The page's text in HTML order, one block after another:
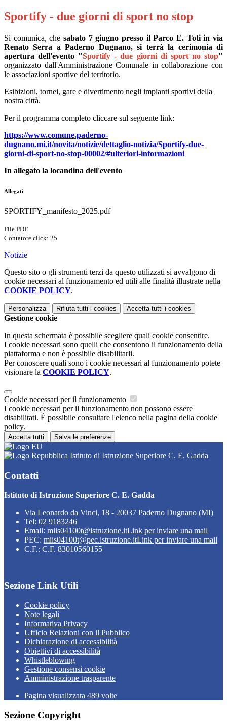
Sportify - due giorni di sport no stop
Si comunica, che sabato 7 giugno presso il Parco E. Toti in via
Renato Serra a Paderno Dugnano, si terrà la cerimonia di
apertura dell'evento "Sportify - due giorni di sport no stop"
organizzato dall'Amministrazione Comunale in collaborazione con
le associazioni sportive del territorio.
Esibizioni, tornei, gare e divertimento negli impianti sportivi della
nostra città.
Per il programma completo cliccare sul seguente link:
https://www.comune.paderno-
dugnano.mi.it/novita/notizie/dettaglio-notizia/Sportify-due-
giorni-di-sport-no-stop-00002/#ulteriori-informazioni
In allegato la locandina dell'evento
Allegati
SPORTIFY_manifesto_2025.pdf
File PDF
Contatore click: 25
Notizie
Questo sito o gli strumenti terzi da questo utilizzati si avvalgono di
cookie necessari al funzionamento ed utili alle finalità illustrate nella
COOKIE POLICY.
Personalizza Rifiuta tutti i cookies Accetta tutti i cookies
Gestione cookie
In questa schermata è possibile scegliere quali cookie consentire.
I cookie necessari sono quelli che consentono il funzionamento della
piattaforma e non è possibile disabilitarli.
Per conoscere quali sono i cookie necessari al funzionamento potete
visionare la COOKIE POLICY.
Cookie necessari per il funzionamento
I cookie necessari per il funzionamento non possono essere
disabilitati. È possibile consultare l'elenco nella pagina della cookie
policy.
Accetta tutti Salva le preferenze
Istituto di Istruzione Superiore C. E. Gadda
Contatti
Istituto di Istruzione Superiore C. E. Gadda
Via Leonardo da Vinci, 18 - 20037 Paderno Dugnano (MI)
Tel: 02 9183246
Email: miis04100t@istruzione.itLink per inviare una mail
PEC: miis04100t@pec.istruzione.itLink per inviare una mail
C.F.: C.F. 83010560155
Sezione Link Utili
Cookie policy
Note legali
Informativa Privacy
Ufficio Relazioni con il Pubblico
Dichiarazione di accessibilità
Obiettivi di accessibilità
Whistleblowing
Gestione consensi cookie
Amministrazione trasparente
Pagina visualizzata 489 volte
Sezione Copyright